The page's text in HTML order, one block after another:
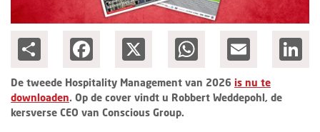
HotelSummit
Facebook WhatsAppEmail
De tweede Hospitality Management van 2026 is nu te
downloaden. Op de cover vindt u Robbert Weddepohl, de
kersverse CEO van Conscious Group.